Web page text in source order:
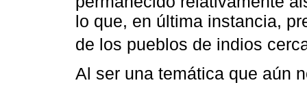
lo que, en última instancia,
de los pueblos de indios
Al ser una temática que aún